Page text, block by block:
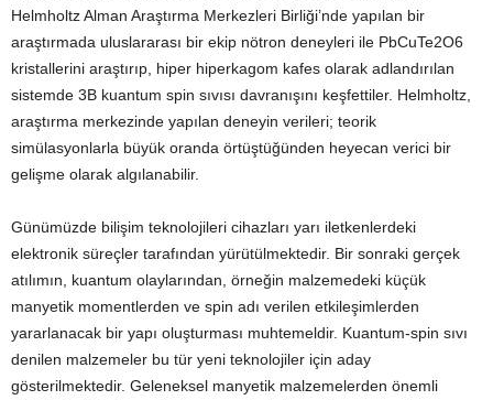
Helmholtz Alman Araştırma Merkezleri Birliği’nde yapılan bir
araştırmada uluslararası bir ekip nötron deneyleri ile PbCuTe2O6
kristallerini araştırıp, hiper hiperkagom kafes olarak adlandırılan
sistemde 3B kuantum spin sıvısı davranışını keşfettiler. Helmholtz,
araştırma merkezinde yapılan deneyin verileri; teorik
simülasyonlarla büyük oranda örtüştüğünden heyecan verici bir
gelişme olarak algılanabilir.
Günümüzde bilişim teknolojileri cihazları yarı iletkenlerdeki
elektronik süreçler tarafından yürütülmektedir. Bir sonraki gerçek
atılımın, kuantum olaylarından, örneğin malzemedeki küçük
manyetik momentlerden ve spin adı verilen etkileşimlerden
yararlanacak bir yapı oluşturması muhtemeldir. Kuantum-spin sıvı
denilen malzemeler bu tür yeni teknolojiler için aday
gösterilmektedir. Geleneksel manyetik malzemelerden önemli